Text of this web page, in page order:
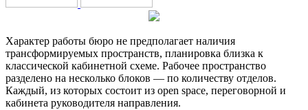
Характер работы бюро не предполагает наличия
трансформируемых пространств, планировка близка к
классической кабинетной схеме. Рабочее пространство
разделено на несколько блоков — по количеству отделов.
Каждый, из которых состоит из open space, переговорной и
кабинета руководителя направления.